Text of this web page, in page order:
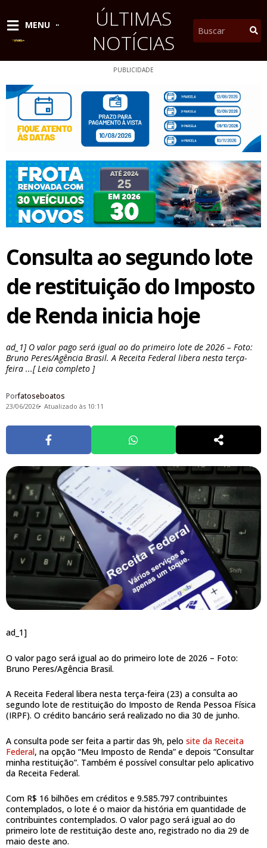
conteúdo
MENU
ÚLTIMAS
NOTÍCIAS
Pesquisar
PUBLICIDADE
Consulta ao segundo lote
de restituição do Imposto
de Renda inicia hoje
ad_1] O valor pago será igual ao do primeiro lote de 2026 – Foto:
Bruno Peres/Agência Brasil. A Receita Federal libera nesta terça-
feira ...[ Leia completo ]
Porfatoseboatos
23/06/2026 Atualizado às 10:11
ad_1]
O valor pago será igual ao do primeiro lote de 2026 – Foto:
Bruno Peres/Agência Brasil.
A Receita Federal libera nesta terça-feira (23) a consulta ao
segundo lote de restituição do Imposto de Renda Pessoa Física
(IRPF). O crédito bancário será realizado no dia 30 de junho.
A consulta pode ser feita a partir das 9h, pelo site da Receita
Federal, na opção “Meu Imposto de Renda” e depois “Consultar
minha restituição”. Também é possível consultar pelo aplicativo
da Receita Federal.
Com R$ 16 bilhões em créditos e 9.585.797 contribuintes
contemplados, o lote é o maior da história em quantidade de
contribuintes contemplados. O valor pago será igual ao do
primeiro lote de restituição deste ano, registrado no dia 29 de
maio deste ano.